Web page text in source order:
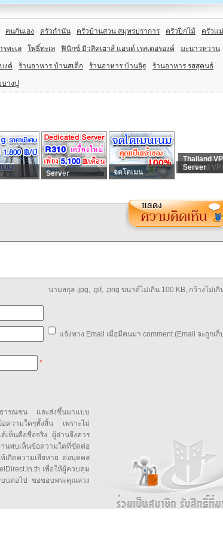
คนกันเอง ครัวกำนัน ครัวบ้านสวน สมุทรปราการ ครัวปีกไม้ ครัวแ
ทะเล โพธิ์ทะเล ฟินิกซ์ มิวสิคเฮาส์ แอนด์ เรสเตอรองค์ มะนาวหวาน
งค์ ร้านอาหาร บ้านสเต็ก ร้านอาหาร บ้านอิฐ ร้านอาหาร รสสุคนธ์
บางปู
Server จดโดเมน
Thailand
Thailand
Server
นามสกุล .jpg, .gif, .png ขนาด์ไม่เกิน 100 KB, กว้างไม่เกิ
แจ้งทาง Email เมื่อมีคนมา comment (Email จะถูกเก็
*
ธารณชน และส่งขึ้นมาแบบ
ความใดๆทั้งสิ้น เพราะไม่
เห็นคือชื่อจริง ผู้อ่านจึงควร
บเห็นข้อความใดที่ขัดต่อ
เกิดความเสียหาย ต่อบุคคล
เพื่อให้ผู้ควบคุม
บต่อไป ขอขอบพระคุณล่วง